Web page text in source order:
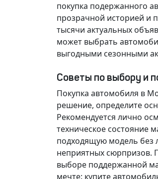
покупка подержанного
прозрачной историей и
тысячи актуальных
может выбрать
выгодными сезонными
Советы по выбору и
Покупка автомобиля в
решение, определите
Рекомендуется лично
техническое состояние
подходящую модель без
неприятных сюрпризов.
выборе поддержанной
мечте: купите